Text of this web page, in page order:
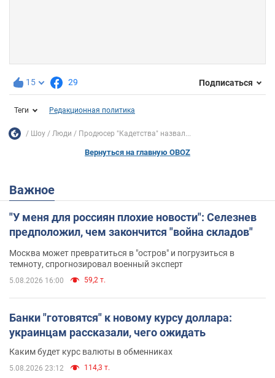
15 29 Подписаться
Теги Редакционная политика
Шоу Люди Продюсер "Кадетства" назвал...
Вернуться на главную OBOZ
Важное
"У меня для россиян плохие новости": Селезнев
предположил, чем закончится "война складов"
Москва может превратиться в "остров" и погрузиться в
темноту, спрогнозировал военный эксперт
5.08.2026 16:00 59,2 т.
Банки "готовятся" к новому курсу доллара:
украинцам рассказали, чего ожидать
Каким будет курс валюты в обменниках
5.08.2026 23:12 114,3 т.